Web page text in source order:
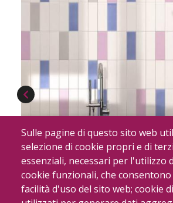
Sulle pagine di questo sito web
selezione di cookie propri e di
essenziali, necessari per l'utilizzo
cookie funzionali, che
facilità d'uso del sito web; cookie